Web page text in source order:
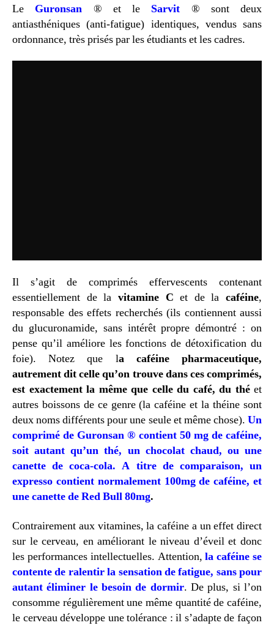
Le Guronsan ® et le Sarvit ® sont deux
antiasthéniques (anti-fatigue) identiques, vendus sans
ordonnance, très prisés par les étudiants et les cadres.
Il s’agit de comprimés effervescents contenant
essentiellement de la vitamine C et de la caféine,
responsable des effets recherchés (ils contiennent aussi
du glucuronamide, sans intérêt propre démontré : on
pense qu’il améliore les fonctions de détoxification du
foie). Notez que la caféine pharmaceutique,
autrement dit celle qu’on trouve dans ces comprimés,
est exactement la même que celle du café, du thé et
autres boissons de ce genre (la caféine et la théine sont
deux noms différents pour une seule et même chose). Un
comprimé de Guronsan ® contient 50 mg de caféine,
soit autant qu’un thé, un chocolat chaud, ou une
canette de coca-cola. A titre de comparaison, un
expresso contient normalement 100mg de caféine, et
une canette de Red Bull 80mg.
Contrairement aux vitamines, la caféine a un effet direct
sur le cerveau, en améliorant le niveau d’éveil et donc
les performances intellectuelles. Attention,la caféine se
contente de ralentir la sensation de fatigue, sans pour
autant éliminer le besoin de dormir. De plus, si l’on
consomme régulièrement une même quantité de caféine,
le cerveau développe une tolérance : il s’adapte de façon